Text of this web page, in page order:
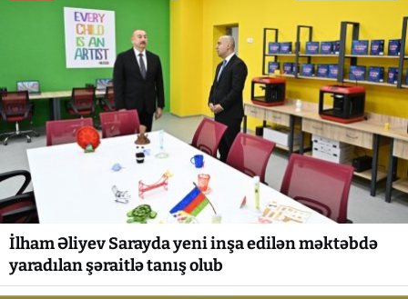
İlham Əliyev Sarayda yeni inşa edilən məktəbdə
yaradılan şəraitlə tanış olub